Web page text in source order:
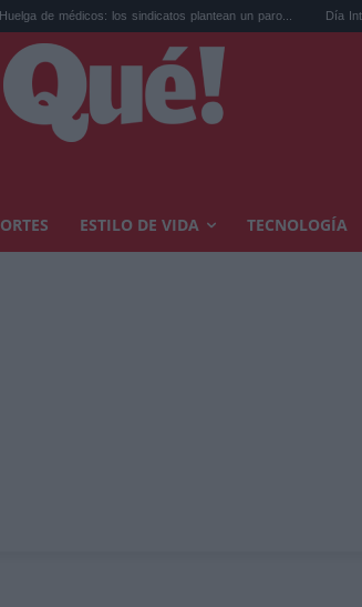
los sindicatos plantean un paro... Día Internacional
ESTILO DE VIDA TECNOLOGÍA